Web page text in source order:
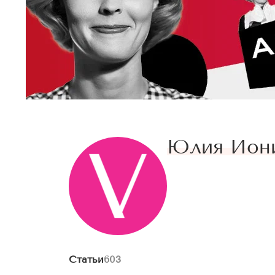
Юлия
Статьи603